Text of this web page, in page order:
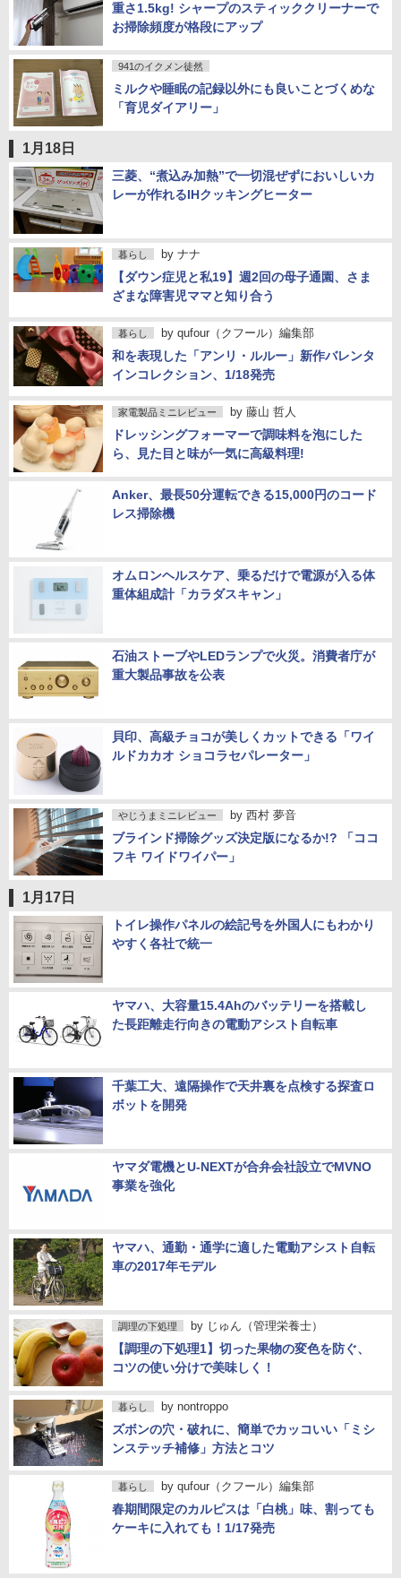
重さ1.5kg! シャープのスティッククリーナーで
お掃除頻度が格段にアップ
941のイクメン徒然
ミルクや睡眠の記録以外にも良いことづくめな
「育児ダイアリー」
1月18日
三菱、“煮込み加熱”で一切混ぜずにおいしいカ
レーが作れるIHクッキングヒーター
暮らし by ナナ
【ダウン症児と私19】週2回の母子通園、さま
ざまな障害児ママと知り合う
暮らし by qufour（クフール）編集部
和を表現した「アンリ・ルルー」新作バレンタ
インコレクション、1/18発売
家電製品ミニレビュー by 藤山 哲人
ドレッシングフォーマーで調味料を泡にした
ら、見た目と味が一気に高級料理!
Anker、最長50分運転できる15,000円のコード
レス掃除機
オムロンヘルスケア、乗るだけで電源が入る体
重体組成計「カラダスキャン」
石油ストーブやLEDランプで火災。消費者庁が
重大製品事故を公表
貝印、高級チョコが美しくカットできる「ワイ
ルドカカオ ショコラセパレーター」
やじうまミニレビュー by 西村 夢音
ブラインド掃除グッズ決定版になるか!? 「ココ
フキ ワイドワイパー」
1月17日
トイレ操作パネルの絵記号を外国人にもわかり
やすく各社で統一
ヤマハ、大容量15.4Ahのバッテリーを搭載し
た長距離走行向きの電動アシスト自転車
千葉工大、遠隔操作で天井裏を点検する探査ロ
ボットを開発
ヤマダ電機とU-NEXTが合弁会社設立でMVNO
事業を強化
ヤマハ、通勤・通学に適した電動アシスト自転
車の2017年モデル
調理の下処理 by じゅん（管理栄養士）
【調理の下処理1】切った果物の変色を防ぐ、
コツの使い分けで美味しく！
暮らし by nontroppo
ズボンの穴・破れに、簡単でカッコいい「ミシ
ンステッチ補修」方法とコツ
暮らし by qufour（クフール）編集部
春期間限定のカルピスは「白桃」味、割っても
ケーキに入れても！1/17発売